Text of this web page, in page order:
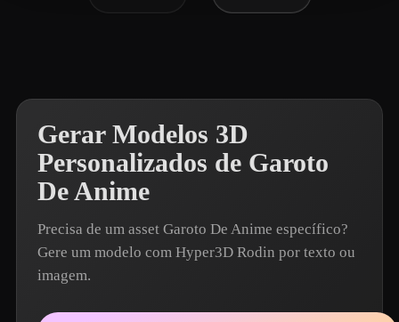
Gerar Modelos 3D
Personalizados de Garoto
De Anime
Precisa de um asset Garoto De Anime específico?
Gere um modelo com Hyper3D Rodin por texto ou
imagem.